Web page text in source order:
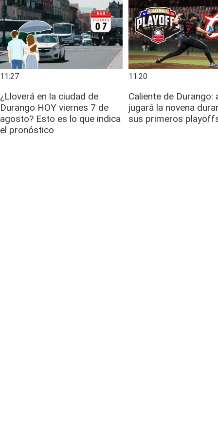
11:27
¿Lloverá en la ciudad de
Durango HOY viernes 7 de
agosto? Esto es lo que indica
el pronóstico
11:20
Caliente de Durango:
jugará la novena
sus primeros